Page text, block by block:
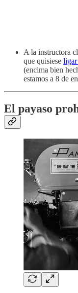
A la instructora
que quisiese ligar
(encima bien
estamos a 8 de
El payaso